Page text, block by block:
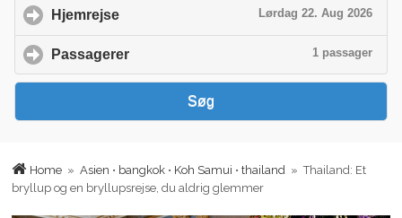
Home »Asien • bangkok • Koh Samui •thailand » Thailand: Et
bryllup og en bryllupsrejse, du aldrig glemmer